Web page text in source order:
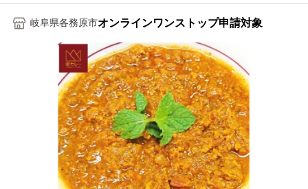
岐阜県各務原市オンラインワンストップ申請対象